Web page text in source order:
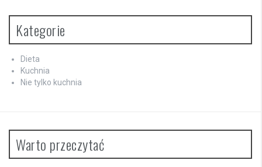
Kategorie
Dieta
Kuchnia
Nie tylko kuchnia
Warto przeczytać